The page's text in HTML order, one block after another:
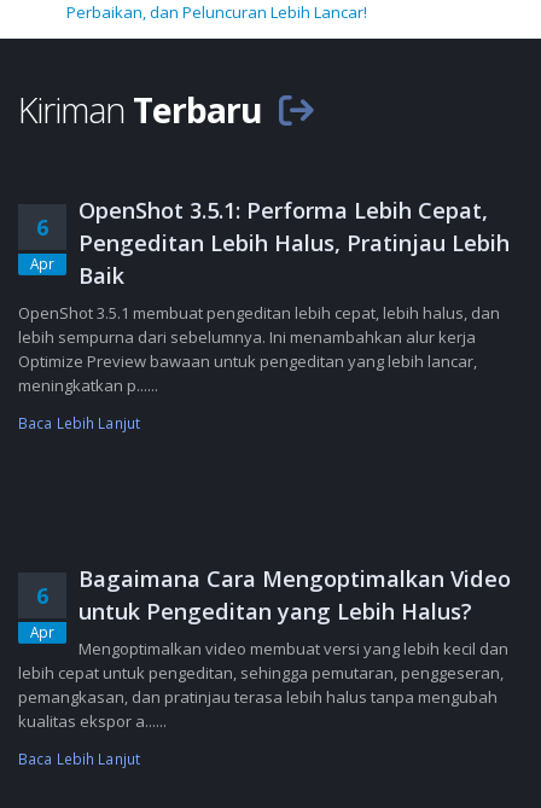
Perbaikan, dan Peluncuran Lebih Lancar!
Kiriman Terbaru
6
Apr
OpenShot 3.5.1: Performa Lebih Cepat,
Pengeditan Lebih Halus, Pratinjau Lebih
Baik
OpenShot 3.5.1 membuat pengeditan lebih cepat, lebih halus, dan
lebih sempurna dari sebelumnya. Ini menambahkan alur kerja
Optimize Preview bawaan untuk pengeditan yang lebih lancar,
meningkatkan p......
Baca Lebih Lanjut
6
Apr
Bagaimana Cara Mengoptimalkan Video
untuk Pengeditan yang Lebih Halus?
Mengoptimalkan video membuat versi yang lebih kecil dan
lebih cepat untuk pengeditan, sehingga pemutaran, penggeseran,
pemangkasan, dan pratinjau terasa lebih halus tanpa mengubah
kualitas ekspor a......
Baca Lebih Lanjut